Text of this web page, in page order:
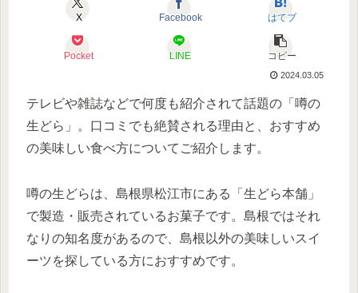
X Facebook はてブ
Pocket LINE コピー
2024.03.05
テレビや雑誌などで何度も紹介されて話題の「噂の
生どら」。口コミでも絶賛される理由と、おすすめ
の美味しい食べ方についてご紹介します。
噂の生どらは、島根県松江市にある「生どら本舗」
で製造・販売されているお菓子です。島根ではそれ
なりの知名度があるので、島根以外の美味しいスイ
ーツを探している方におすすめです。